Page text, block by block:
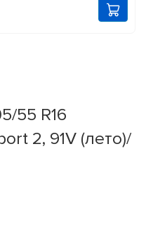
55 R16
2, 91V (лето)/